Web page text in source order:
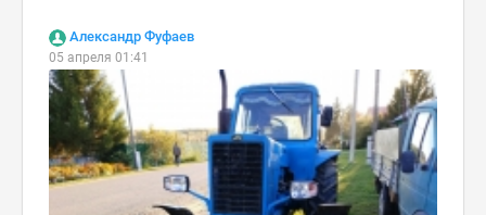
Александр Фуфаев
05 апреля 01:41